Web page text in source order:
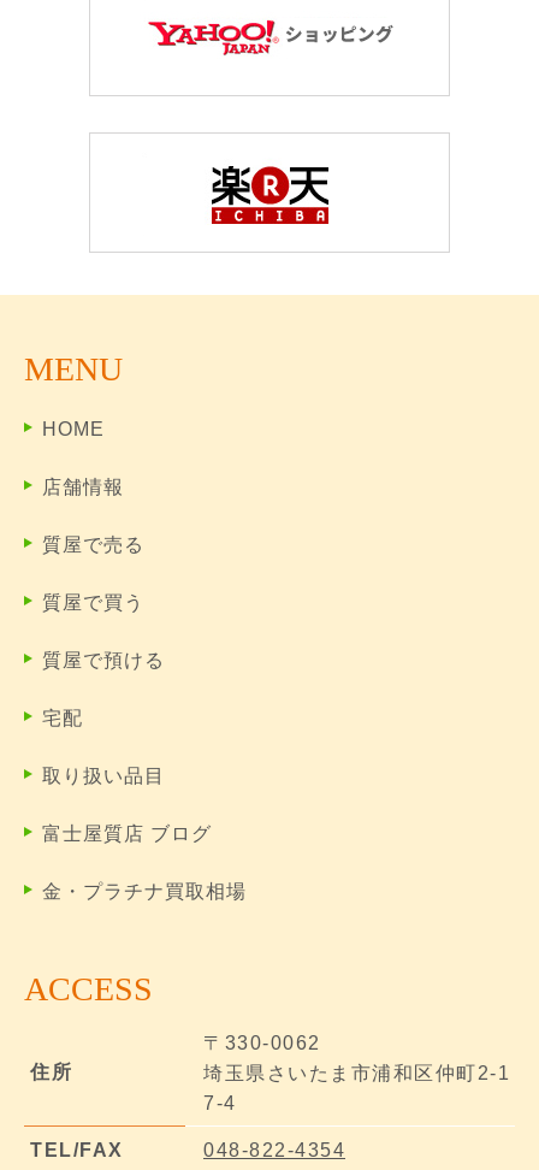
MENU
HOME
店舗情報
質屋で売る
質屋で買う
質屋で預ける
宅配
取り扱い品目
富士屋質店 ブログ
金・プラチナ買取相場
ACCESS
住所
〒330-0062
埼玉県さいたま市浦和区仲町2-1
7-4
TEL/FAX 048-822-4354